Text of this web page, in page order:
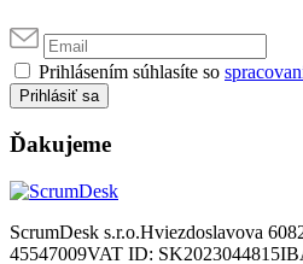
Prihlásením súhlasíte so
Prihlásiť sa
Ďakujeme
ScrumDesk s.r.o.Hviezdoslavova 6
45547009VAT ID: SK2023044815